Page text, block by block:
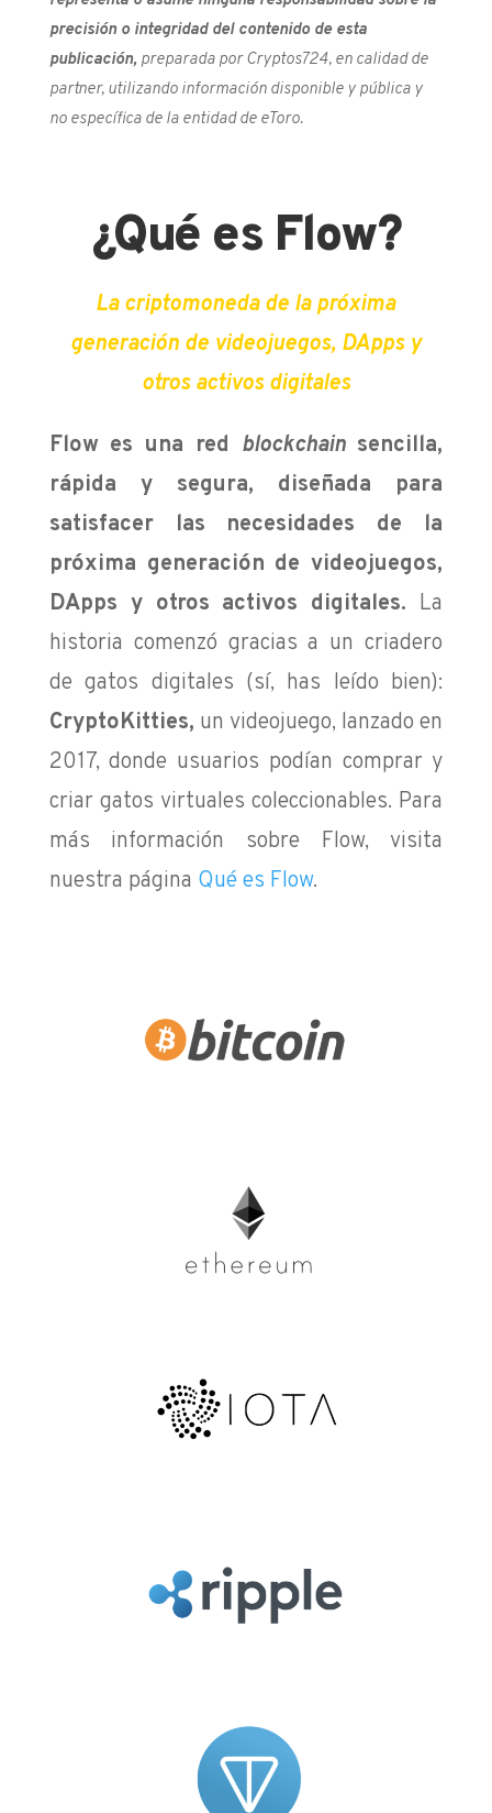
precisión o integridad del contenido de esta
publicación, preparada por Cryptos724, en calidad de
partner, utilizando información disponible y pública y
no específica de la entidad de eToro.
¿Qué es Flow?
La criptomoneda de lapróxima
generación de videojuegos, DApps y
otros activos digitales
Flow es una red blockchainsencilla,
rápida y segura, diseñada para
satisfacer las necesidades de la
próxima generación de videojuegos,
DApps y otros activos digitales. La
historia comenzó gracias a un criadero
de gatos digitales (sí, has leído bien):
CryptoKitties, un videojuego, lanzado en
2017, donde usuarios podían comprar y
criar gatos virtuales coleccionables. Para
más información sobre Flow, visita
nuestra página Qué es Flow.